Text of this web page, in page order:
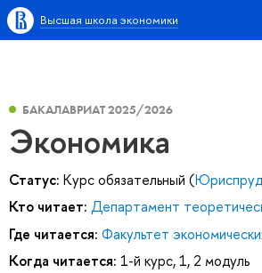
Высшая школа экономики
БАКАЛАВРИАТ 2025/2026
Экономика
Статус: Курс обязательный (
Кто читает: Департамент
Где читается: Факультет
Когда читается: 1-й курс, 1, 2 модуль